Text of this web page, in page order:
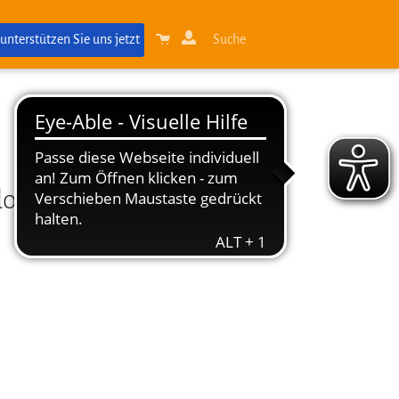
Sie uns jetzt Suche